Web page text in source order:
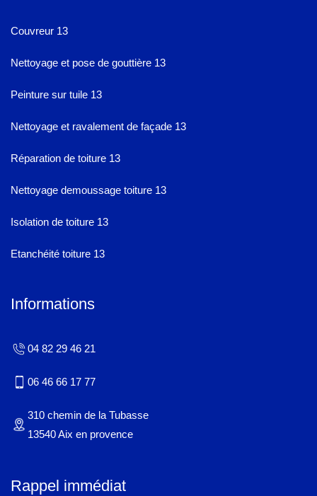
Couvreur 13
Nettoyage et pose de gouttière 13
Peinture sur tuile 13
Nettoyage et ravalement de façade 13
Réparation de toiture 13
Nettoyage demoussage toiture 13
Isolation de toiture 13
Etanchéité toiture 13
Informations
04 82 29 46 21
06 46 66 17 77
310 chemin de la Tubasse
13540 Aix en provence
Rappel immédiat